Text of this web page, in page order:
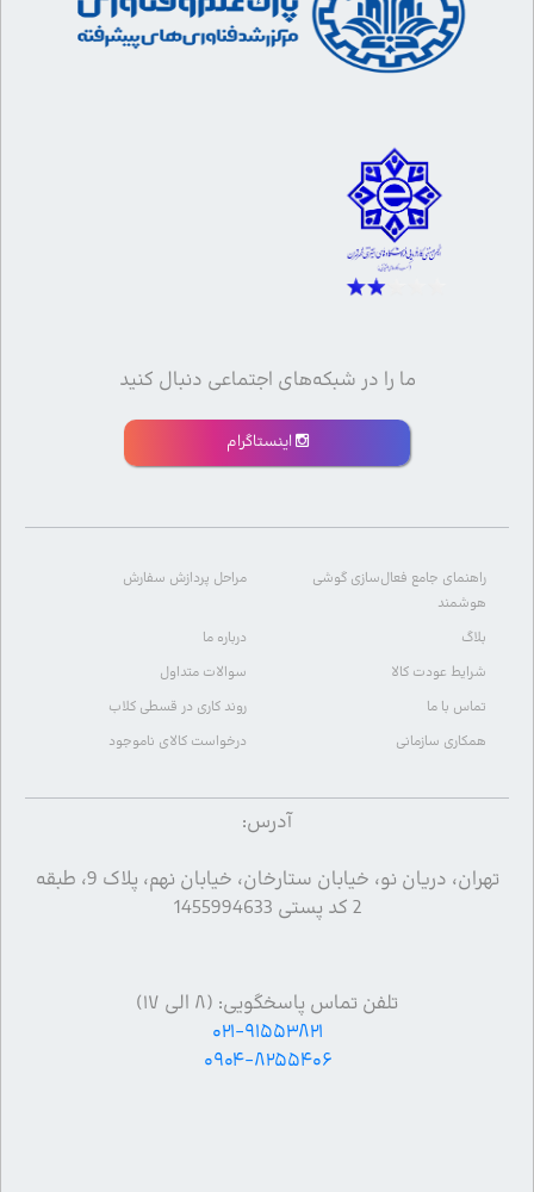
ما را در شبکه‌های اجتماعی دنبال کنید
اینستاگرام
راهنمای جامع فعال‌سازی گوشی
هوشمند
مراحل پردازش سفارش
بلاگ
درباره ما
شرایط عودت کالا
سوالات متداول
تماس با ما
روند کاری در قسطی کلاب
همکاری سازمانی
درخواست کالای ناموجود
آدرس:
تهران، دریان نو، خیابان ستارخان، خیابان نهم، پلاک 9، طبقه
2 کد پستی 1455994633
تلفن تماس پاسخگویی: (۸ الی ۱۷)
۰۲۱-۹۱۵۵۳۸۲۱
۰۹۰۴-۸۲۵۵۴۰۶